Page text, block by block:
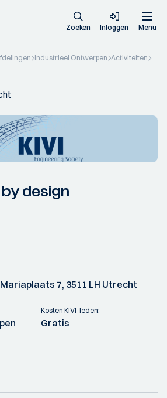
Zoeken Inloggen Menu
Industrieel Ontwerpen Activiteiten
design
7, 3511 LH Utrecht
Kosten KIVI-leden:
Gratis